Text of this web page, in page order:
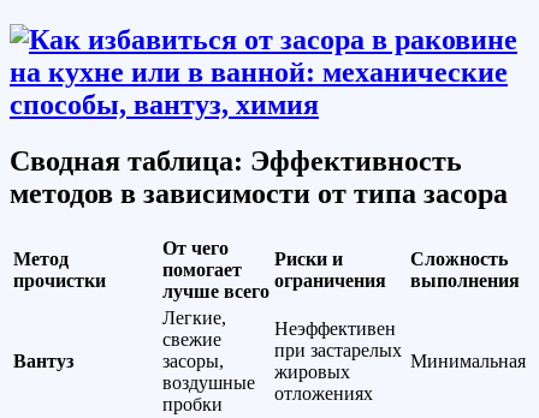
Сводная таблица: Эффективность
методов в зависимости от типа засора
Метод
прочистки
От чего
помогает
лучше всего
Риски и
ограничения
Сложность
выполнения
Вантуз
Легкие,
свежие
засоры,
воздушные
пробки
Неэффективен
при застарелых
жировых
отложениях
Минимальная